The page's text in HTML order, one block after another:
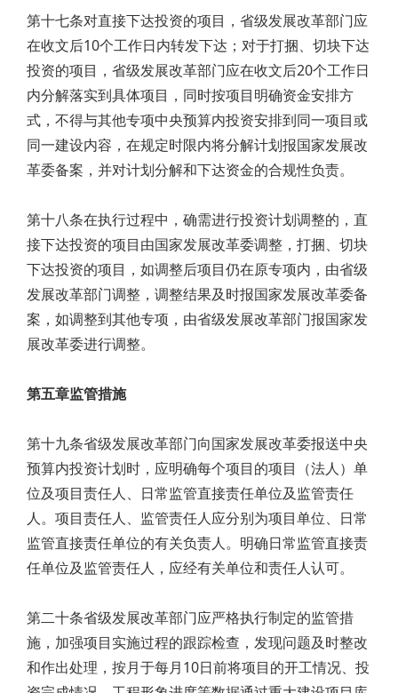
第十七条对直接下达投资的项目，省级发展改革部门应
在收文后10个工作日内转发下达；对于打捆、切块下达
投资的项目，省级发展改革部门应在收文后20个工作日
内分解落实到具体项目，同时按项目明确资金安排方
式，不得与其他专项中央预算内投资安排到同一项目或
同一建设内容，在规定时限内将分解计划报国家发展改
革委备案，并对计划分解和下达资金的合规性负责。
第十八条在执行过程中，确需进行投资计划调整的，直
接下达投资的项目由国家发展改革委调整，打捆、切块
下达投资的项目，如调整后项目仍在原专项内，由省级
发展改革部门调整，调整结果及时报国家发展改革委备
案，如调整到其他专项，由省级发展改革部门报国家发
展改革委进行调整。
第五章监管措施
第十九条省级发展改革部门向国家发展改革委报送中央
预算内投资计划时，应明确每个项目的项目（法人）单
位及项目责任人、日常监管直接责任单位及监管责任
人。项目责任人、监管责任人应分别为项目单位、日常
监管直接责任单位的有关负责人。明确日常监管直接责
任单位及监管责任人，应经有关单位和责任人认可。
第二十条省级发展改革部门应严格执行制定的监管措
施，加强项目实施过程的跟踪检查，发现问题及时整改
和作出处理，按月于每月10日前将项目的开工情况、投